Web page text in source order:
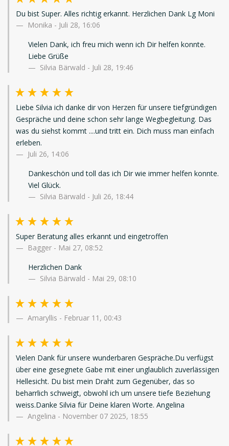
Du bist Super. Alles richtig erkannt. Herzlichen Dank Lg Moni
Monika - Juli 28, 16:06
Vielen Dank, ich freu mich wenn ich Dir helfen konnte.
Liebe Grüße
Silvia Bärwald - Juli 28, 19:46
Liebe Silvia ich danke dir von Herzen für unsere tiefgründigen
Gespräche und deine schon sehr lange Wegbegleitung. Das
was du siehst kommt ....und tritt ein. Dich muss man einfach
erleben.
Juli 26, 14:06
Dankeschön und toll das ich Dir wie immer helfen konnte.
Viel Glück.
Silvia Bärwald - Juli 26, 18:44
Super Beratung alles erkannt und eingetroffen
Bagger - Mai 27, 08:52
Herzlichen Dank
Silvia Bärwald - Mai 29, 08:10
Amaryllis - Februar 11, 00:43
Vielen Dank für unsere wunderbaren Gespräche.Du verfügst
über eine gesegnete Gabe mit einer unglaublich zuverlässigen
Hellesicht. Du bist mein Draht zum Gegenüber, das so
beharrlich schweigt, obwohl ich um unsere tiefe Beziehung
weiss.Danke Silvia für Deine klaren Worte. Angelina
Angelina - November 07 2025, 18:55